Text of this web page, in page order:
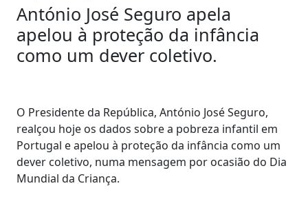
António José Seguro apela
apelou à proteção da infância
como um dever coletivo.
O Presidente da República, António José Seguro,
realçou hoje os dados sobre a pobreza infantil em
Portugal e apelou à proteção da infância como um
dever coletivo, numa mensagem por ocasião do Dia
Mundial da Criança.